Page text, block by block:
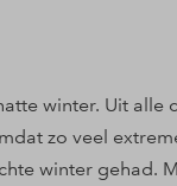
winter. Uit alle
zo veel
winter gehad.